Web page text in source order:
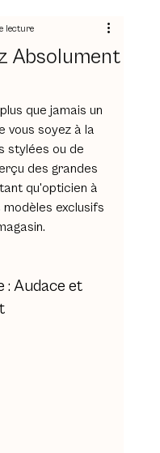
Absolument
lecture
que jamais un
vous soyez à la
stylées ou de
des grandes
qu'opticien à
exclusifs
: Audace et